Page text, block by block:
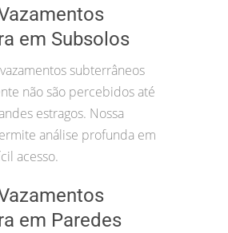
em Subsolos
subterrâneos
não são percebidos até
estragos. Nossa
análise profunda em
acesso.
em Paredes